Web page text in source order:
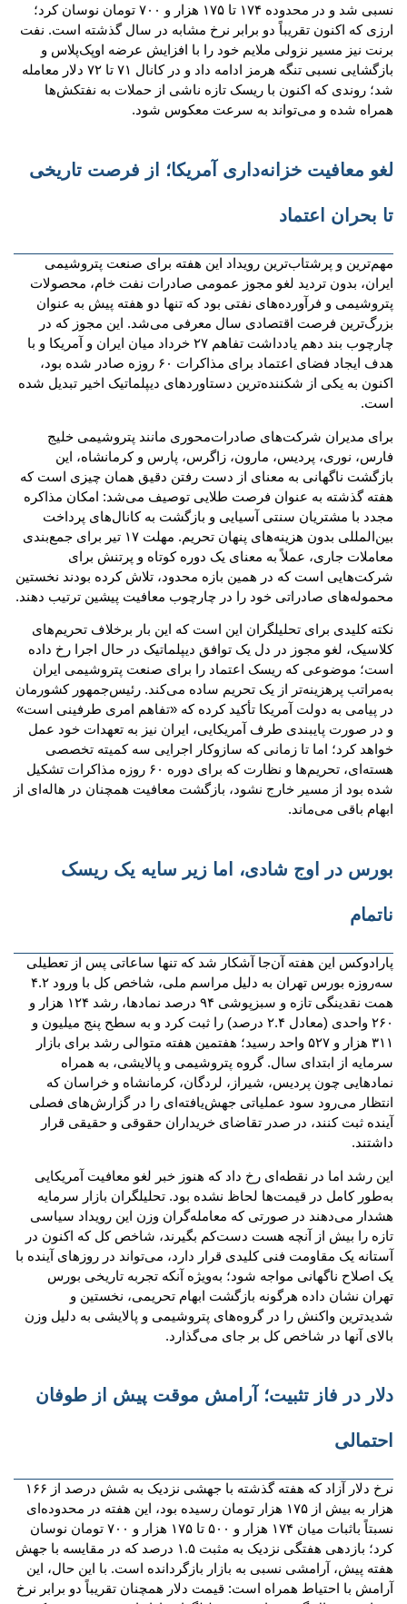
نسبی شد و در محدوده ۱۷۴ تا ۱۷۵ هزار و ۷۰۰ تومان نوسان کرد؛
ارزی که اکنون تقریباً دو برابر نرخ مشابه در سال گذشته است. نفت
برنت نیز مسیر نزولی ملایم خود را با افزایش عرضه اوپک‌پلاس و
بازگشایی نسبی تنگه هرمز ادامه داد و در کانال ۷۱ تا ۷۲ دلار معامله
شد؛ روندی که اکنون با ریسک تازه ناشی از حملات به نفتکش‌ها
همراه شده و می‌تواند به سرعت معکوس شود.
لغو معافیت خزانه‌داری آمریکا؛ از فرصت تاریخی
تا بحران اعتماد
مهم‌ترین و پرشتاب‌ترین رویداد این هفته برای صنعت پتروشیمی
ایران، بدون تردید لغو مجوز عمومی صادرات نفت خام، محصولات
پتروشیمی و فرآورده‌های نفتی بود که تنها دو هفته پیش به عنوان
بزرگ‌ترین فرصت اقتصادی سال معرفی می‌شد. این مجوز که در
چارچوب بند دهم یادداشت تفاهم ۲۷ خرداد میان ایران و آمریکا و با
هدف ایجاد فضای اعتماد برای مذاکرات ۶۰ روزه صادر شده بود،
اکنون به یکی از شکننده‌ترین دستاوردهای دیپلماتیک اخیر تبدیل شده
است.
برای مدیران شرکت‌های صادرات‌محوری مانند پتروشیمی خلیج
فارس، نوری، پردیس، مارون، زاگرس، پارس و کرمانشاه، این
بازگشت ناگهانی به معنای از دست رفتن دقیق همان چیزی است که
هفته گذشته به عنوان فرصت طلایی توصیف می‌شد: امکان مذاکره
مجدد با مشتریان سنتی آسیایی و بازگشت به کانال‌های پرداخت
بین‌المللی بدون هزینه‌های پنهان تحریم. مهلت ۱۷ تیر برای جمع‌بندی
معاملات جاری، عملاً به معنای یک دوره کوتاه و پرتنش برای
شرکت‌هایی است که در همین بازه محدود، تلاش کرده بودند نخستین
محموله‌های صادراتی خود را در چارچوب معافیت پیشین ترتیب دهند.
نکته کلیدی برای تحلیلگران این است که این بار برخلاف تحریم‌های
کلاسیک، لغو مجوز در دل یک توافق دیپلماتیک در حال اجرا رخ داده
است؛ موضوعی که ریسک اعتماد را برای صنعت پتروشیمی ایران
به‌مراتب پرهزینه‌تر از یک تحریم ساده می‌کند. رئیس‌جمهور کشورمان
در پیامی به دولت آمریکا تأکید کرده که «تفاهم امری طرفینی است»
و در صورت پایبندی طرف آمریکایی، ایران نیز به تعهدات خود عمل
خواهد کرد؛ اما تا زمانی که سازوکار اجرایی سه کمیته تخصصی
هسته‌ای، تحریم‌ها و نظارت که برای دوره ۶۰ روزه مذاکرات تشکیل
شده بود از مسیر خارج نشود، بازگشت معافیت همچنان در هاله‌ای از
ابهام باقی می‌ماند.
بورس در اوج شادی، اما زیر سایه یک ریسک
ناتمام
پارادوکس این هفته آن‌جا آشکار شد که تنها ساعاتی پس از تعطیلی
سه‌روزه بورس تهران به دلیل مراسم ملی، شاخص کل با ورود ۴.۲
همت نقدینگی تازه و سبزپوشی ۹۴ درصد نمادها، رشد ۱۲۴ هزار و
۲۶۰ واحدی (معادل ۲.۴ درصد) را ثبت کرد و به سطح پنج میلیون و
۳۱۱ هزار و ۵۲۷ واحد رسید؛ هفتمین هفته متوالی رشد برای بازار
سرمایه از ابتدای سال. گروه پتروشیمی و پالایشی، به همراه
نمادهایی چون پردیس، شیراز، لردگان، کرمانشاه و خراسان که
انتظار می‌رود سود عملیاتی جهش‌یافته‌ای را در گزارش‌های فصلی
آینده ثبت کنند، در صدر تقاضای خریداران حقوقی و حقیقی قرار
داشتند.
این رشد اما در نقطه‌ای رخ داد که هنوز خبر لغو معافیت آمریکایی
به‌طور کامل در قیمت‌ها لحاظ نشده بود. تحلیلگران بازار سرمایه
هشدار می‌دهند در صورتی که معامله‌گران وزن این رویداد سیاسی
تازه را بیش از آنچه هست دست‌کم بگیرند، شاخص کل که اکنون در
آستانه یک مقاومت فنی کلیدی قرار دارد، می‌تواند در روزهای آینده با
یک اصلاح ناگهانی مواجه شود؛ به‌ویژه آنکه تجربه تاریخی بورس
تهران نشان داده هرگونه بازگشت ابهام تحریمی، نخستین و
شدیدترین واکنش را در گروه‌های پتروشیمی و پالایشی به دلیل وزن
بالای آنها در شاخص کل بر جای می‌گذارد.
دلار در فاز تثبیت؛ آرامش موقت پیش از طوفان
احتمالی
نرخ دلار آزاد که هفته گذشته با جهشی نزدیک به شش درصد از ۱۶۶
هزار به بیش از ۱۷۵ هزار تومان رسیده بود، این هفته در محدوده‌ای
نسبتاً باثبات میان ۱۷۴ هزار و ۵۰۰ تا ۱۷۵ هزار و ۷۰۰ تومان نوسان
کرد؛ بازدهی هفتگی نزدیک به مثبت ۱.۵ درصد که در مقایسه با جهش
هفته پیش، آرامشی نسبی به بازار بازگردانده است. با این حال، این
آرامش با احتیاط همراه است: قیمت دلار همچنان تقریباً دو برابر نرخ